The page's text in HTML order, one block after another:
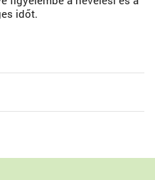
időt.